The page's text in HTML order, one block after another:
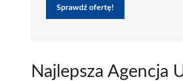
Sprawdź ofertę!
Najlepsza Agencja